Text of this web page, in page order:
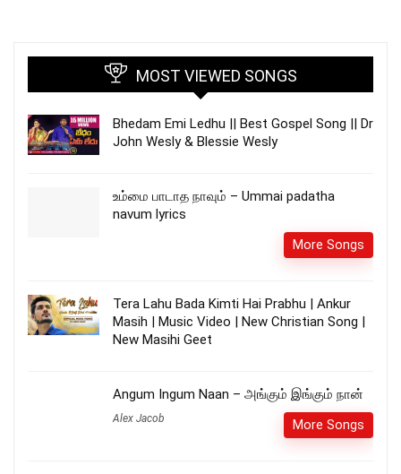
MOST VIEWED SONGS
Bhedam Emi Ledhu || Best Gospel Song || Dr
John Wesly & Blessie Wesly
உம்மை பாடாத நாவும் – Ummai padatha
navum lyrics
More Songs
Tera Lahu Bada Kimti Hai Prabhu | Ankur
Masih | Music Video | New Christian Song |
New Masihi Geet
Angum Ingum Naan – அங்கும் இங்கும் நான்
Alex Jacob More Songs